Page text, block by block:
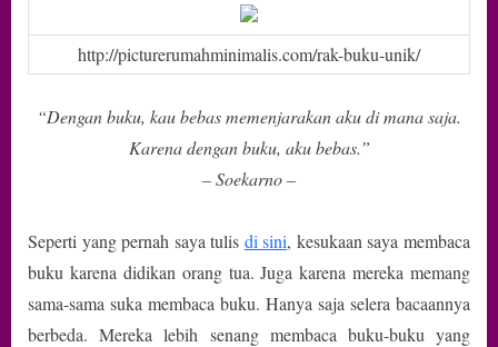
Terbit
http://picturerumahminimalis.com/rak-buku-unik/
“Dengan buku, kau bebas memenjarakan aku di mana saja.
Karena dengan buku, aku bebas.”
– Soekarno –
Seperti yang pernah saya tulis di sini, kesukaan saya membaca
buku karena didikan orang tua. Juga karena mereka memang
sama-sama suka membaca buku. Hanya saja selera bacaannya
berbeda. Mereka lebih senang membaca buku-buku yang